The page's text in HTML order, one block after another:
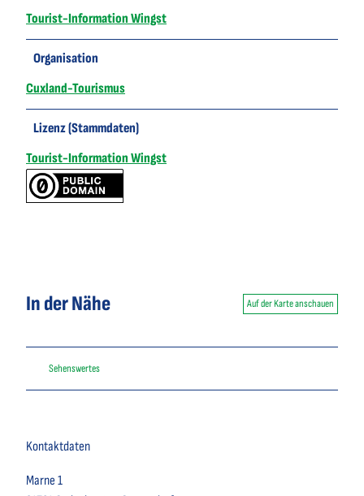
Tourist-Information Wingst
Organisation
Cuxland-Tourismus
Lizenz (Stammdaten)
Tourist-Information Wingst
In der Nähe Auf der Karte anschauen
Sehenswertes
Kontaktdaten
Marne 1